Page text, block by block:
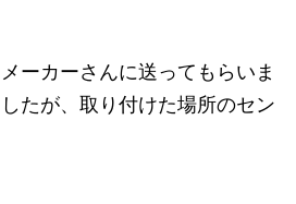
ーカーさんに送ってもらいま
たが、取り付けた場所のセン